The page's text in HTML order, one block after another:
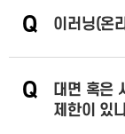
Q 이러닝(온
Q
대면 혹은
제한이 있